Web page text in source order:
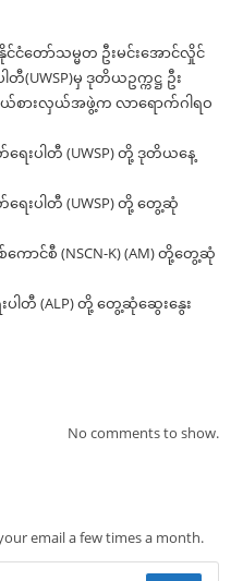
င်ငံတော်သမ္မတ ဦးမင်းအောင်လှိုင်
မှ ဒုတိယဥက္ကဋ္ဌ ဦး
စားလှယ်အဖွဲ့က လာရောက်ဂါရဝ
ရေးပါတီ (UWSP) တို့ ဒုတိယနေ့
ရေးပါတီ (UWSP) တို့ တွေ့ဆုံ
ောင်စီ (NSCN-K) (AM) တို့တွေ့ဆုံ
ပါတီ (ALP) တို့ တွေ့ဆုံဆွေးနွေး
No comments to show.
email a few times a month.